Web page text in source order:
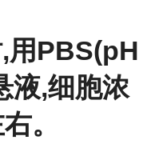
用PBS(pH
液,细胞浓
。